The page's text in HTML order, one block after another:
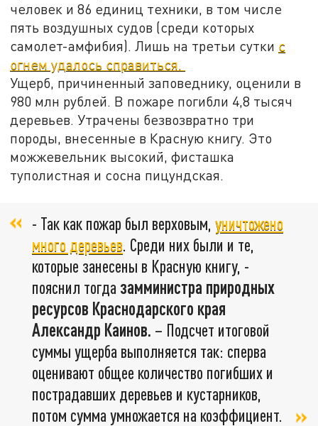
человек и 86 единиц техники, в том числе
пять воздушных судов (среди которых
самолет-амфибия). Лишь на третьи сутки с
огнем удалось справиться.
Ущерб, причиненный заповеднику, оценили в
980 млн рублей. В пожаре погибли 4,8 тысяч
деревьев. Утрачены безвозвратно три
породы, внесенные в Красную книгу. Это
можжевельник высокий, фисташка
туполистная и сосна пицундская.
- Так как пожар был верховым, уничтожено
много деревьев. Среди них были и те,
которые занесены в Красную книгу, -
пояснил тогда замминистра природных
ресурсов Краснодарского края
Александр Каинов. – Подсчет итоговой
суммы ущерба выполняется так: сперва
оценивают общее количество погибших и
пострадавших деревьев и кустарников,
потом сумма умножается на коэффициент.